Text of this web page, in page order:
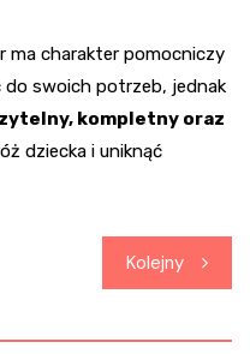
ma charakter pomocniczy
swoich potrzeb, jednak
kompletny oraz
dziecka i uniknąć
Kolejny